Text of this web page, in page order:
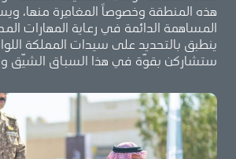
هذه المنطقة وخصوصاً المغامِرة منها،
المساهمة الدائمة في رعاية المهارات
ينطبق بالتحديد على سيدات المملكة
ستشاركن بقوّة في هذا السباق الشيّق